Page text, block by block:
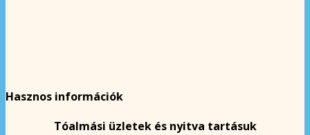
Hasznos információk
Tóalmási üzletek és nyitva tartásuk